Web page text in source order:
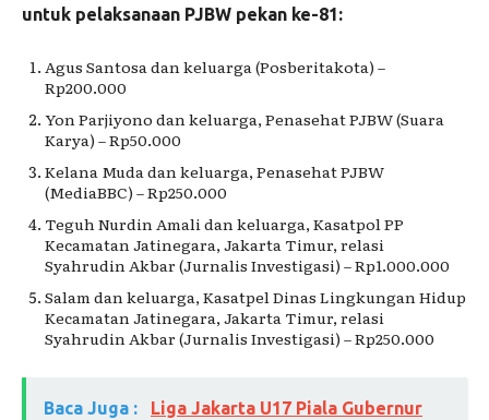
untuk pelaksanaan PJBW pekan ke-81:
Agus Santosa dan keluarga (Posberitakota) –
Rp200.000
Yon Parjiyono dan keluarga, Penasehat PJBW (Suara
Karya) – Rp50.000
Kelana Muda dan keluarga, Penasehat PJBW
(MediaBBC) – Rp250.000
Teguh Nurdin Amali dan keluarga, Kasatpol PP
Kecamatan Jatinegara, Jakarta Timur, relasi
Syahrudin Akbar (Jurnalis Investigasi) – Rp1.000.000
Salam dan keluarga, Kasatpel Dinas Lingkungan Hidup
Kecamatan Jatinegara, Jakarta Timur, relasi
Syahrudin Akbar (Jurnalis Investigasi) – Rp250.000
Baca Juga :
Liga Jakarta U17 Piala Gubernur